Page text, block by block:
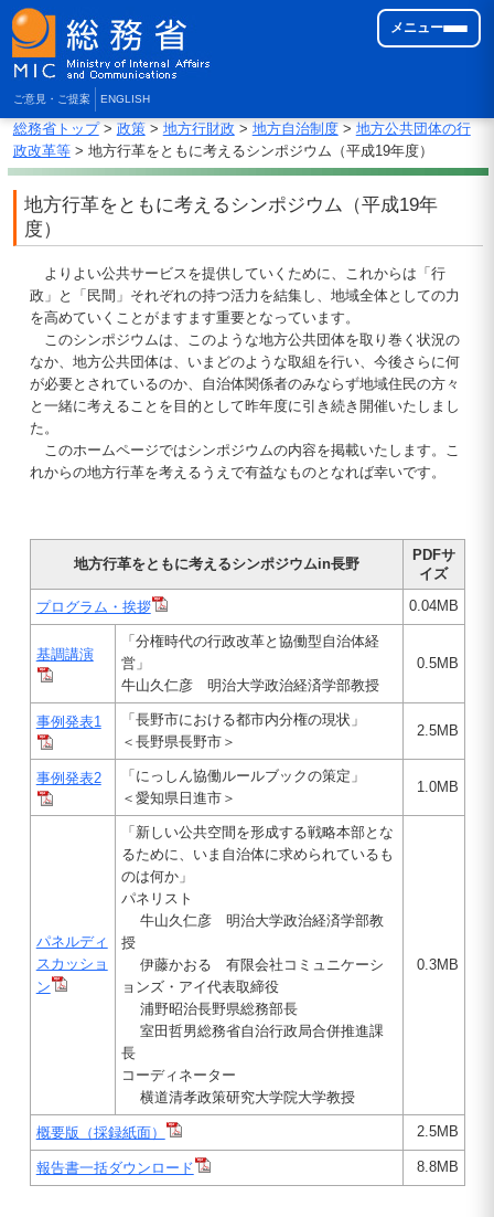
ご意見・ご提案 ENGLISH
メニュー
総務省トップ> 政策> 地方行財政 > 地方自治制度> 地方公共団体の行
政改革等> 地方行革をともに考えるシンポジウム（平成19年度）
地方行革をともに考えるシンポジウム（平成19年
度）
よりよい公共サービスを提供していくために、これからは「行
政」と「民間」それぞれの持つ活力を結集し、地域全体としての力
を高めていくことがますます重要となっています。
このシンポジウムは、このような地方公共団体を取り巻く状況の
なか、地方公共団体は、いまどのような取組を行い、今後さらに何
が必要とされているのか、自治体関係者のみならず地域住民の方々
と一緒に考えることを目的として昨年度に引き続き開催いたしまし
た。
このホームページではシンポジウムの内容を掲載いたします。こ
れからの地方行革を考えるうえで有益なものとなれば幸いです。
地方行革をともに考えるシンポジウムin長野
PDFサ
イズ
プログラム・挨拶
0.04MB
基調講演
「分権時代の行政改革と協働型自治体経
営」
牛山久仁彦 明治大学政治経済学部教授
0.5MB
事例発表1
「長野市における都市内分権の現状」
＜長野県長野市＞
2.5MB
事例発表2
「にっしん協働ルールブックの策定」
＜愛知県日進市＞
1.0MB
パネルディ
スカッショ
ン
「新しい公共空間を形成する戦略本部とな
るために、いま自治体に求められているも
のは何か」
パネリスト
牛山久仁彦 明治大学政治経済学部教
授
伊藤かおる 有限会社コミュニケーシ
ョンズ・アイ代表取締役
浦野昭治長野県総務部長
室田哲男総務省自治行政局合併推進課
長
コーディネーター
横道清孝政策研究大学院大学教授
0.3MB
概要版（採録紙面） 2.5MB
報告書一括ダウンロード 8.8MB